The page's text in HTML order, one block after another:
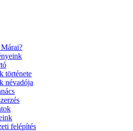
története
névadója
felépítés